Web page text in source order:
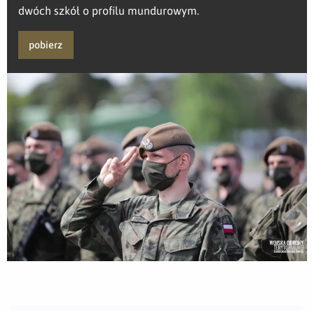
dwóch szkół o profilu mundurowym.
pobierz